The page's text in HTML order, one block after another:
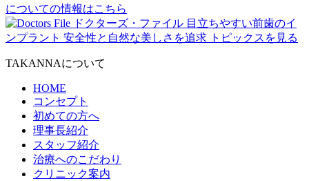
TAKANNAについて
HOME
コンセプト
初めての方へ
理事長紹介
スタッフ紹介
治療へのこだわり
クリニック案内